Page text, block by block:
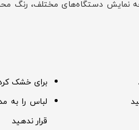
برای خشک
لباس را به
قرار ندهید